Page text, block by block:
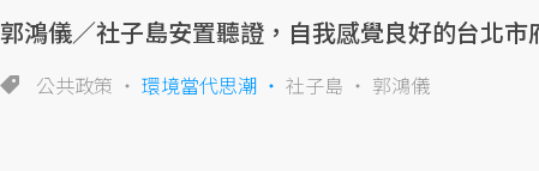
郭鴻儀／社子島安置聽證，自我感覺良好的台北市
公共政策 環境當代思潮 社子島 郭鴻儀